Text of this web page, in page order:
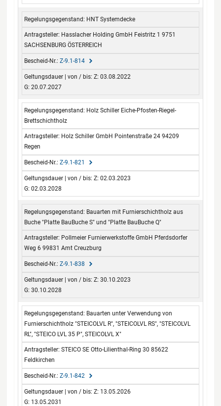
HNT Systemdecke
Hasslacher Holding GmbH Feistritz 1 9751
SACHSENBURG ÖSTERREICH
Z-9.1-814
Z: 03.08.2022
G: 20.07.2027
Holz Schiller Eiche-Pfosten-Riegel-
Brettschichtholz
Holz Schiller GmbH Pointenstraße 24 94209
Regen
Z-9.1-821
Z: 02.03.2023
G: 02.03.2028
Bauarten mit Furnierschichtholz aus
Buche "Platte BauBuche S" und "Platte BauBuche Q"
Pollmeier Furnierwerkstoffe GmbH Pferdsdorfer
Weg 6 99831 Amt Creuzburg
Z-9.1-838
Z: 30.10.2023
G: 30.10.2028
Bauarten unter Verwendung von
Furnierschichtholz "STEICOLVL R", "STEICOLVL RS", "STEICOLVL
RL", "STEICO LVL 35 P", STEICOLVL X"
STEICO SE Otto-Lilienthal-Ring 30 85622
Feldkirchen
Z-9.1-842
Z: 13.05.2026
G: 13.05.2031